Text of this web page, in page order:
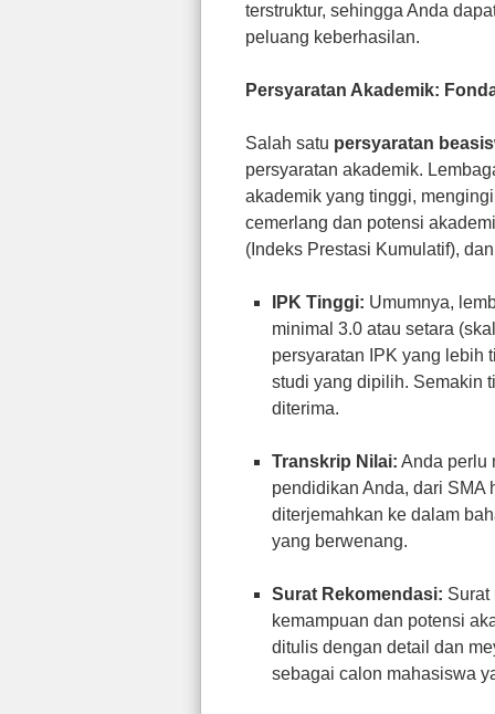
terstruktur, sehingga Anda
peluang keberhasilan.
Persyaratan Akademik:
Salah satu persyaratan
persyaratan akademik.
akademik yang tinggi,
cemerlang dan potensi
(Indeks Prestasi Kumulatif),
IPK Tinggi: Umumnya,
minimal 3.0 atau setara
persyaratan IPK yang lebih
studi yang dipilih. Semakin
diterima.
Transkrip Nilai: Anda perlu
pendidikan Anda, dari SMA
diterjemahkan ke dalam
yang berwenang.
Surat Rekomendasi: Surat
kemampuan dan potensi
ditulis dengan detail dan
sebagai calon mahasiswa